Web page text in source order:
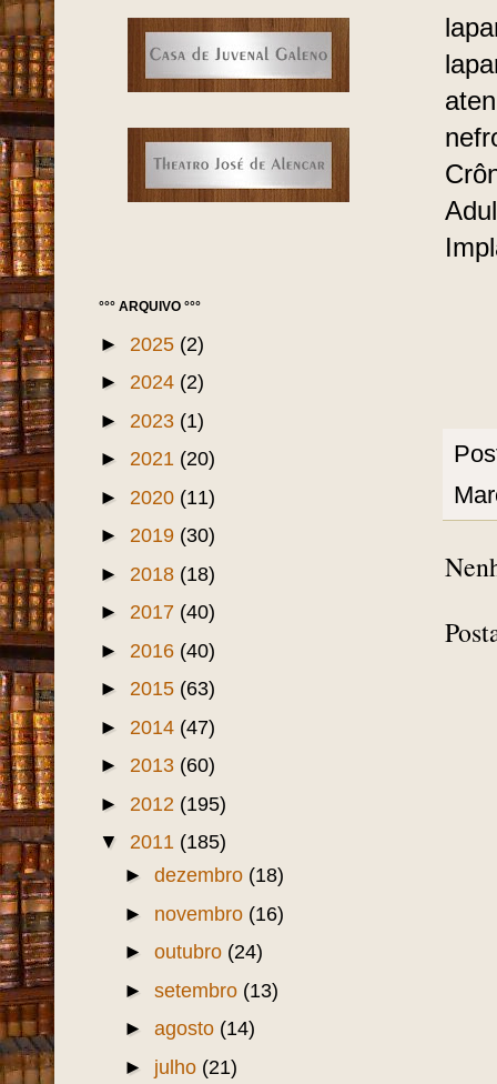
°°° ARQUIVO °°°
► 2025 (2)
► 2024 (2)
► 2023 (1)
► 2021 (20)
► 2020 (11)
► 2019 (30)
► 2018 (18)
► 2017 (40)
► 2016 (40)
► 2015 (63)
► 2014 (47)
► 2013 (60)
► 2012 (195)
▼ 2011 (185)
► dezembro (18)
► novembro (16)
► outubro (24)
► setembro (13)
► agosto (14)
► julho (21)